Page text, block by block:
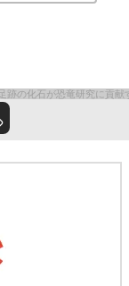
跡の化石が恐竜研究に貢献